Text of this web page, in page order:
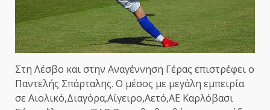
Στη Λέσβο και στην Αναγέννηση Γέρας επιστρέφει ο
Παντελής Σπάρταλης. Ο μέσος με μεγάλη εμπειρία
σε Αιολικό,Διαγόρα,Αίγειρο,Αετό,ΑΕ Καρλόβασι